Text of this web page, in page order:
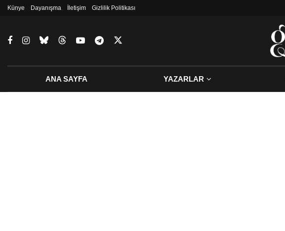
Künye Dayanışma İletişim Gizlilik Politikası
ANA SAYFA YAZARLAR